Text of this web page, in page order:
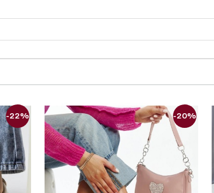
-22% -20%